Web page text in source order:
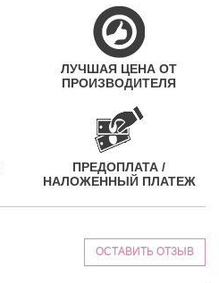
ЛУЧШАЯ ЦЕНА ОТ
ПРОИЗВОДИТЕЛЯ
ПРЕДОПЛАТА /
НАЛОЖЕННЫЙ ПЛАТЕЖ
ОСТАВИТЬ ОТЗЫВ